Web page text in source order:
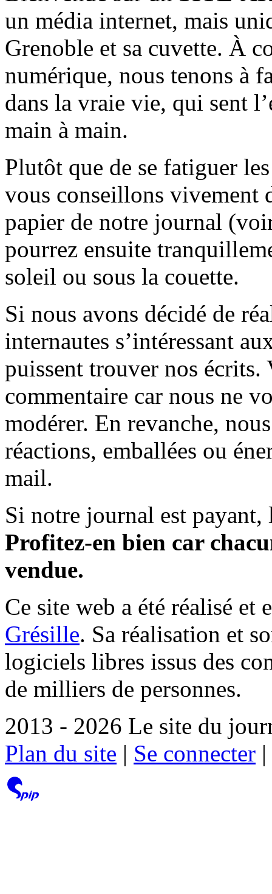
un média internet, mais
Grenoble et sa cuvette. À
numérique, nous tenons à
dans la vraie vie, qui sent
main à main.
Plutôt que de se fatiguer
vous conseillons vivement
papier de notre journal
pourrez ensuite
soleil ou sous la couette.
Si nous avons décidé de
internautes s’intéressant
puissent trouver nos écrits.
commentaire car nous ne
modérer. En revanche,
réactions, emballées ou
mail.
Si notre journal est payant,
Profitez-en bien car
vendue.
Ce site web a été réalisé et
Grésille. Sa réalisation et
logiciels libres issus des
de milliers de personnes.
2013 - 2026 Le site du
Plan du site | Se connecter |